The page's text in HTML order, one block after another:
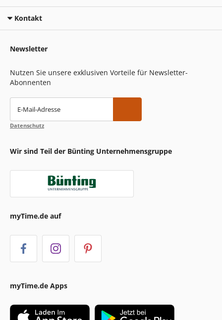
Kontakt
Newsletter
Nutzen Sie unsere exklusiven Vorteile für Newsletter-
Abonnenten
E-Mail-Adresse
Datenschutz
Wir sind Teil der Bünting Unternehmensgruppe
myTime.de auf
myTime.de Apps